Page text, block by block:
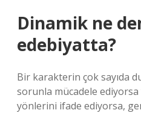
Dinamik ne
edebiyatta?
Bir karakterin çok sayıda
sorunla mücadele
yönlerini ifade ediyorsa,